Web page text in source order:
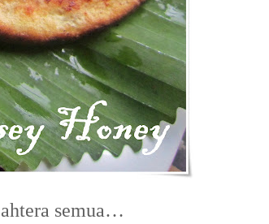
semua…